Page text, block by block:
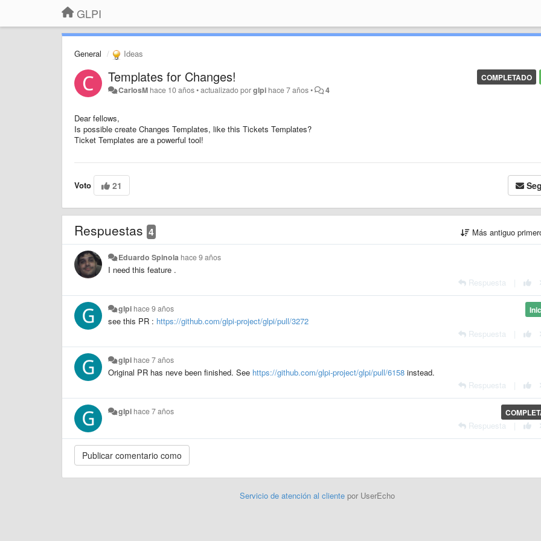
GLPI
General Ideas
COMPLETADO
Templates for Changes!
CarlosM hace 10 años•actualizado porglpi hace 7 años• 4
Dear fellows,
Is possible create Changes Templates, like this Tickets Templates?
Ticket Templates are a powerful tool!
Voto 21
Respuestas 4 Más antiguo
Eduardo Spinola hace 9 años
I need this feature .
Respuesta
glpi hace 9 años
see this PR : https://github.com/glpi-project/glpi/pull/3272
Respuesta
glpi hace 7 años
Original PR has neve been finished. See https://github.com/glpi-project/glpi/pull/6158 instead.
Respuesta
glpi hace 7 años
Respuesta
Servicio de atención al clientepor UserEcho